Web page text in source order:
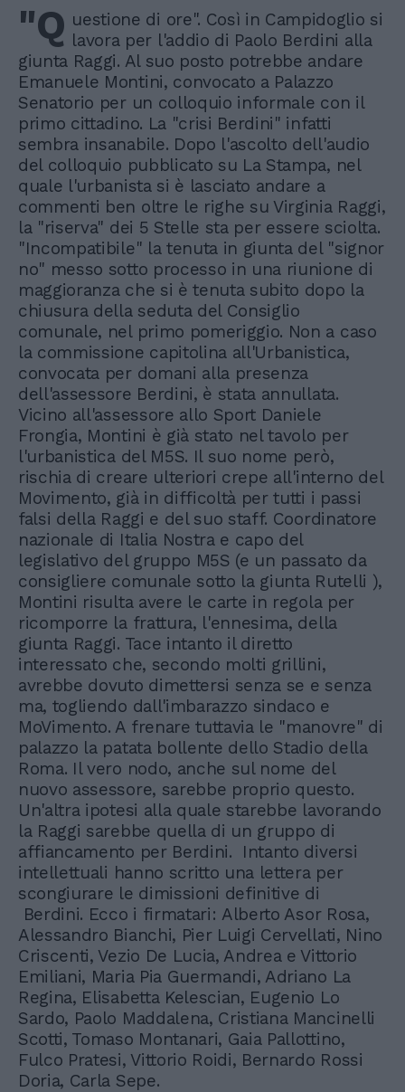
"Q uestione di ore". Così in Campidoglio si
lavora per l'addio di Paolo Berdini alla
giunta Raggi. Al suo posto potrebbe andare
Emanuele Montini, convocato a Palazzo
Senatorio per un colloquio informale con il
primo cittadino. La "crisi Berdini" infatti
sembra insanabile. Dopo l'ascolto dell'audio
del colloquio pubblicato su La Stampa, nel
quale l'urbanista si è lasciato andare a
commenti ben oltre le righe su Virginia Raggi,
la "riserva" dei 5 Stelle sta per essere sciolta.
"Incompatibile" la tenuta in giunta del "signor
no" messo sotto processo in una riunione di
maggioranza che si è tenuta subito dopo la
chiusura della seduta del Consiglio
comunale, nel primo pomeriggio. Non a caso
la commissione capitolina all'Urbanistica,
convocata per domani alla presenza
dell'assessore Berdini, è stata annullata.
Vicino all'assessore allo Sport Daniele
Frongia, Montini è già stato nel tavolo per
l'urbanistica del M5S. Il suo nome però,
rischia di creare ulteriori crepe all'interno del
Movimento, già in difficoltà per tutti i passi
falsi della Raggi e del suo staff. Coordinatore
nazionale di Italia Nostra e capo del
legislativo del gruppo M5S (e un passato da
consigliere comunale sotto la giunta Rutelli ),
Montini risulta avere le carte in regola per
ricomporre la frattura, l'ennesima, della
giunta Raggi. Tace intanto il diretto
interessato che, secondo molti grillini,
avrebbe dovuto dimettersi senza se e senza
ma, togliendo dall'imbarazzo sindaco e
MoVimento. A frenare tuttavia le "manovre" di
palazzo la patata bollente dello Stadio della
Roma. Il vero nodo, anche sul nome del
nuovo assessore, sarebbe proprio questo.
Un'altra ipotesi alla quale starebbe lavorando
la Raggi sarebbe quella di un gruppo di
affiancamento per Berdini. Intanto diversi
intellettuali hanno scritto una lettera per
scongiurare le dimissioni definitive di
Berdini. Ecco i firmatari: Alberto Asor Rosa,
Alessandro Bianchi, Pier Luigi Cervellati, Nino
Criscenti, Vezio De Lucia, Andrea e Vittorio
Emiliani, Maria Pia Guermandi, Adriano La
Regina, Elisabetta Kelescian, Eugenio Lo
Sardo, Paolo Maddalena, Cristiana Mancinelli
Scotti, Tomaso Montanari, Gaia Pallottino,
Fulco Pratesi, Vittorio Roidi, Bernardo Rossi
Doria, Carla Sepe.